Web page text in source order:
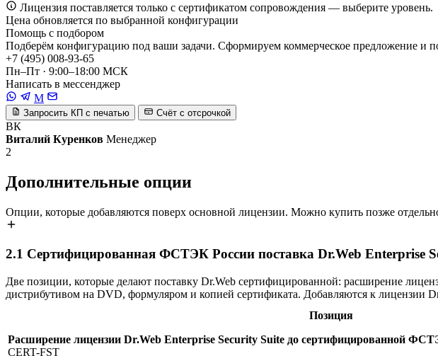
Лицензия поставляется только с сертификатом сопровождения — выберите уровень.
Цена обновляется по выбранной конфигурации
Помощь с подбором
Подберём конфигурацию под ваши задачи. Сформируем коммерческое предложение и
+7 (495) 008-93-65
Пн–Пт · 9:00–18:00 МСК
Написать в мессенджер
M
Запросить КП с печатью Счёт с отсрочкой
ВК
Виталий Куренков Менеджер
2
Дополнительные опции
Опции, которые добавляются поверх основной лицензии. Можно купить позже
2.1 Сертифицированная ФСТЭК России поставка Dr.Web Enterprise
Две позиции, которые делают поставку Dr.Web сертифицированной: расширение
дистрибутивом на DVD, формуляром и копией сертификата. Добавляются к лицензии
Позиция
Расширение лицензии Dr.Web Enterprise Security Suite до сертифицированной
CERT-FST